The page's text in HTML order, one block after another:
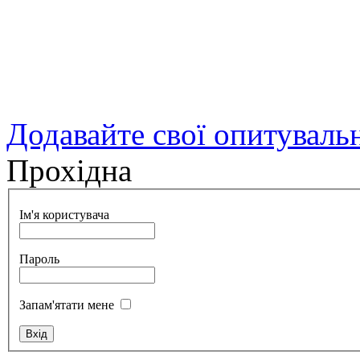
Додавайте свої
Прохідна
Ім'я користувача
Пароль
Запам'ятати мене